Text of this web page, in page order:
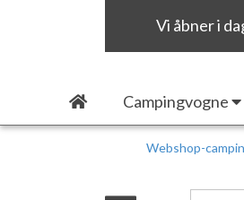
Vi åbner i
Campingvogne
Webshop-